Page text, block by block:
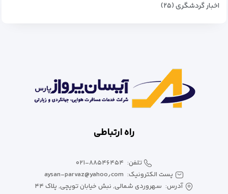
اخبار گردشگری (۲۵)
راه ارتباطی
تلفن: ۰۲۱-۸۸۵۴۶۴۵۴
پست الکترونیک: aysan-parvaz@yahoo٫com
آدرس: سهروردی شمالی, نبش خیابان توپچی, پلاک ۴۴